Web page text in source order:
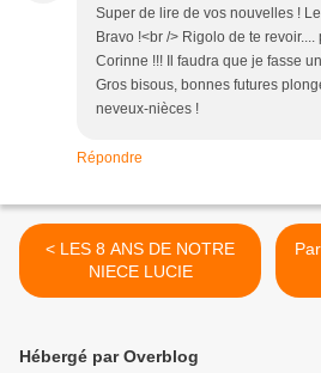
Super de lire de vos nouvelles !
Bravo !<br /> Rigolo de te
Corinne !!! Il faudra que je fasse
Gros bisous, bonnes futures
neveux-nièces !
Répondre
< LES 8 ANS DE NOTRE
NIECE LUCIE
Hébergé par Overblog